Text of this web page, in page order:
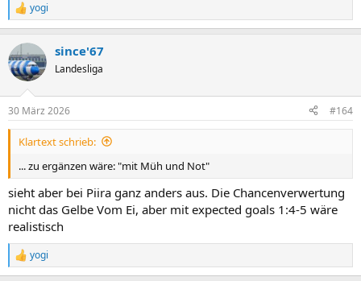
R
e
k
t
i
e
n
yogi
since'67
Landesliga
30 März 2026 #164
Klartext schrieb:
... zu ergänzen wäre: "mit Müh und Not"
sieht aber bei Piira ganz anders aus. Die Chancenverwertung
nicht das Gelbe Vom Ei, aber mit expected goals 1:4-5 wäre
realistisch
R
e
yogi